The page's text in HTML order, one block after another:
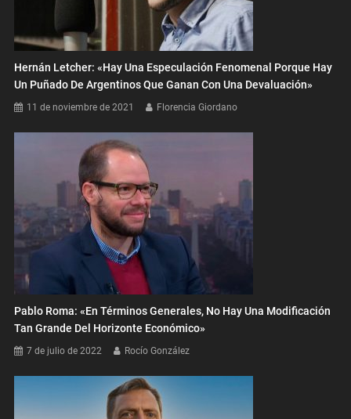
Hernán Letcher: «Hay Una Especulación Fenomenal Porque Hay
Un Puñado De Argentinos Que Ganan Con Una Devaluación»
11 de noviembre de 2021 Florencia Giordano
Pablo Roma: «En Términos Generales, No Hay Una Modificación
Tan Grande Del Horizonte Económico»
7 de julio de 2022 Rocío González